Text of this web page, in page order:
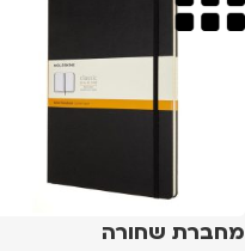
מחברת שחורה